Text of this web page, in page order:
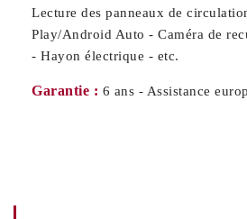
Lecture des panneaux de
Play/Android Auto - Caméra de
- Hayon électrique - etc.
Garantie : 6 ans - Assistance